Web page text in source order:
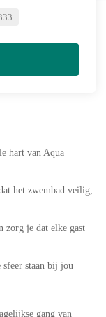
hart van Aqua
het zwembad veilig,
zorg je dat elke gast
staan bij jou
gang van